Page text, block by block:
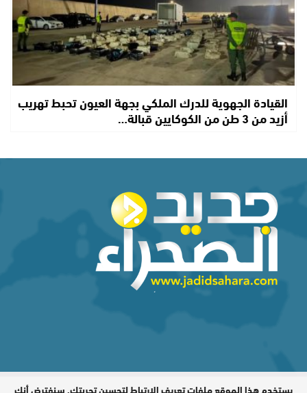
القيادة الجهوية للدرك الملكي بجهة العيون تحبط تهريب
أزيد من 3 طن من الكوكايين قبالة…